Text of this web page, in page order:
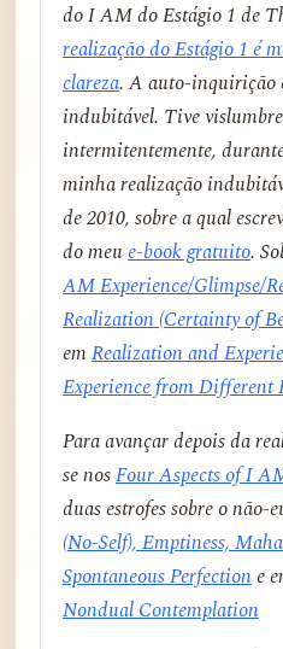
do I AM do Estágio 1 de
realização do Estágio 1 é
clareza. A auto-inquirição
indubitável. Tive
intermitentemente,
minha realização
de 2010, sobre a qual
do meue-book gratuito.
AM Experience/Glimpse/
Realization (Certainty of
emRealization and
Experience from Different
Para avançar depois da
se nosFour Aspects of I
duas estrofes sobre o não-
(No-Self), Emptiness,
Spontaneous Perfectione
Nondual Contemplation